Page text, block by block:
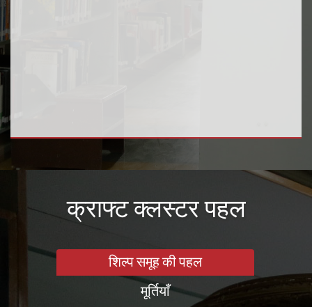
क्राफ्ट क्लस्टर पहल
शिल्प समूह की पहल
मूर्तियाँ